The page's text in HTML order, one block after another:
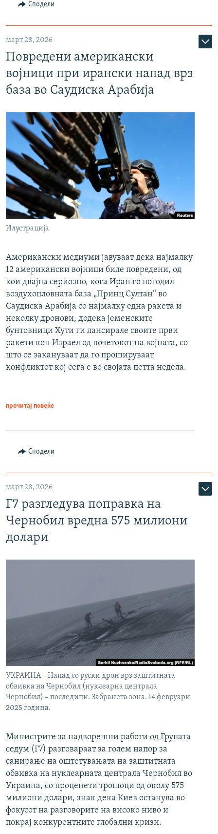
Сподели
март 28, 2026
Повредени американски
војници при ирански напад врз
база во Саудиска Арабија
Илустрација
Американски медиуми јавуваат дека најмалку
12 американски војници биле повредени, од
кои двајца сериозно, кога Иран го погодил
воздухопловната база „Принц Султан“ во
Саудиска Арабија со најмалку една ракета и
неколку дронови, додека јеменските
бунтовници Хути ги лансирале своите први
ракети кон Израел од почетокот на војната, со
што се закануваат да го прошируваат
конфликтот кој сега е во својата петта недела.
прочитај повеќе
Сподели
март 28, 2026
Г7 разгледува поправка на
Чернобил вредна 575 милиони
долари
УКРАИНА – Напад со руски дрон врз заштитната
обвивка на Чернобил (нуклеарна централа
Чернобил) – последици. Забранета зона. 14 февруари
2025 година.
Министрите за надворешни работи од Групата
седум (Г7) разговараат за голем напор за
санирање на оштетувањата на заштитната
обвивка на нуклеарната централа Чернобил во
Украина, со проценети трошоци од околу 575
милиони долари, знак дека Киев останува во
фокусот на разговорите на високо ниво и
покрај конкурентните глобални кризи.